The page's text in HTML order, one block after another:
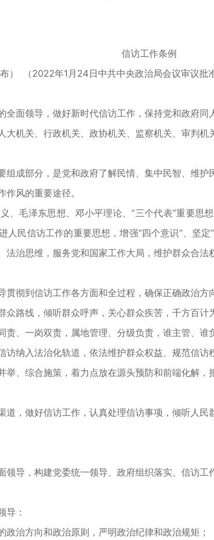
信访工作条例
） （2022年1月24日中共中央政治局会议审议批
全面领导，做好新时代信访工作，保持党和政府同
大机关、行政机关、政协机关、监察机关、审判
组成部分，是党和政府了解民情、集中民智、维
作风的重要途径。
、毛泽东思想、邓小平理论、“三个代表”重要思
民信访工作的重要思想，增强“四个意识”、坚
法治思维，服务党和国家工作大局，维护群众合
贯彻到信访工作各方面和全过程，确保正确政治方
众路线，倾听群众呼声，关心群众疾苦，千方百计
责、一岗双责，属地管理、分级负责，谁主管、谁
访纳入法治化轨道，依法维护群众权益、规范信访
举、综合施策，着力点放在源头预防和前端化解
道，做好信访工作，认真处理信访事项，倾听人
领导，构建党委统一领导、政府组织落实、信访
导：
政治方向和政治原则，严明政治纪律和政治规矩；